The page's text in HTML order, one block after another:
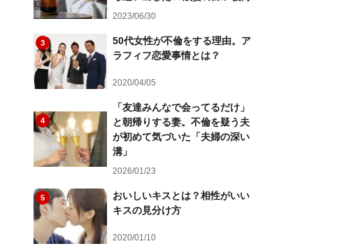
2023/06/30
3
50代女性が不倫をする理由。ア
ラフィフ恋愛事情とは？
2020/04/05
4
「友達みんなで会ってるだけ」
と朝帰りする妻。不倫を疑う夫
が初めて気づいた「夫婦の深い
溝」
2026/01/23
5
おいしいキスとは？相性がいい
キスの見分け方
2020/01/10